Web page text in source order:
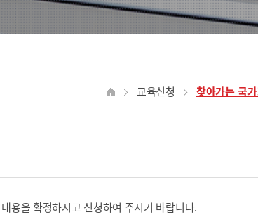
교육신청 찾아가는 국
용을 확정하시고 신청하여 주시기 바랍니다.